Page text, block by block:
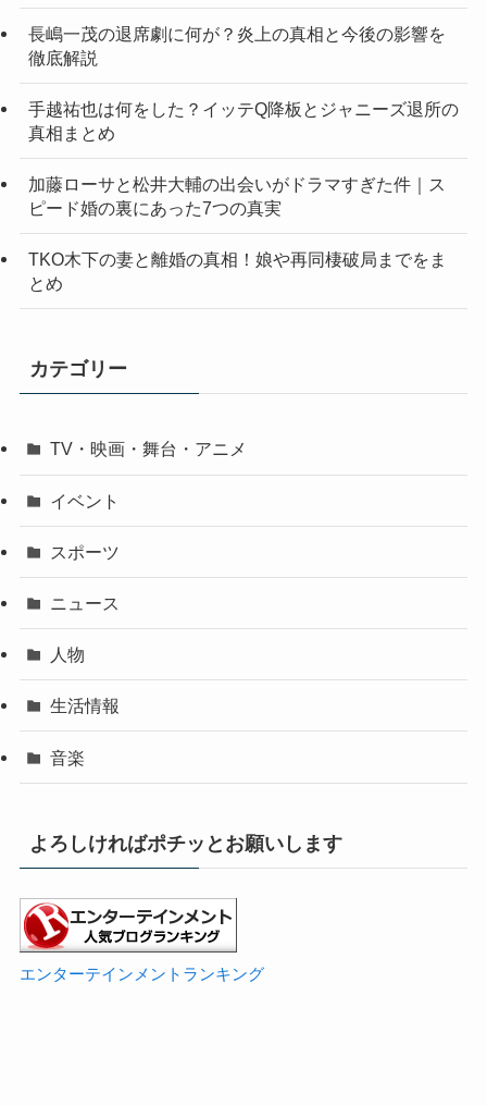
長嶋一茂の退席劇に何が？炎上の真相と今後の影響を
徹底解説
手越祐也は何をした？イッテQ降板とジャニーズ退所の
真相まとめ
加藤ローサと松井大輔の出会いがドラマすぎた件｜ス
ピード婚の裏にあった7つの真実
TKO木下の妻と離婚の真相！娘や再同棲破局までをま
とめ
カテゴリー
TV・映画・舞台・アニメ
イベント
スポーツ
ニュース
人物
生活情報
音楽
よろしければポチッとお願いします
エンターテインメントランキング